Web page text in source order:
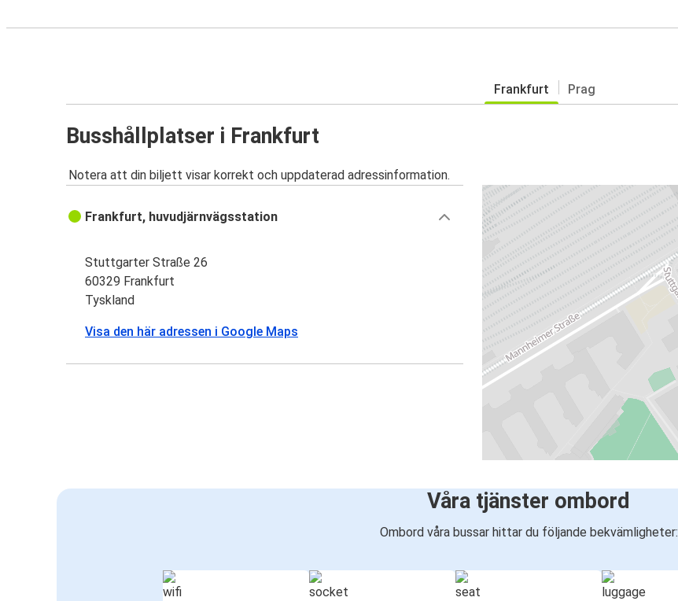
Frankfurt Prag
Busshållplatser i Frankfurt
Notera att din biljett visar korrekt och uppdaterad adressinformation.
Frankfurt, huvudjärnvägsstation
Stuttgarter Straße 26
60329 Frankfurt
Tyskland
Visa den här adressen i Google Maps
Våra tjänster ombord
Ombord våra bussar hittar du följande bekvämligheter: